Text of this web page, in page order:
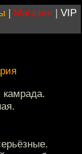
| Магазин | VIP
камрада.